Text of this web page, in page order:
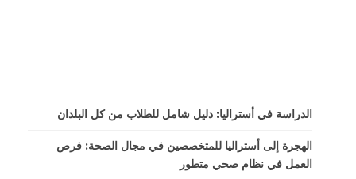
الدراسة في أستراليا: دليل شامل للطلاب من كل البلدان
الهجرة إلى أستراليا للمتخصصين في مجال الصحة: فرص
العمل في نظام صحي متطور